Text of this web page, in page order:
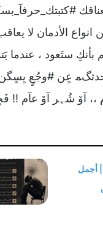
الأدمان لا
ستَعود ، عندما
عٍن #وجُعٍ يِسٍگن
،، آۆ شُہر آۆ عآم !!
أجمل